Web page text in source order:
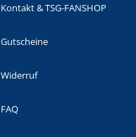
Kontakt & TSG-FANSHOP
Gutscheine
Widerruf
FAQ